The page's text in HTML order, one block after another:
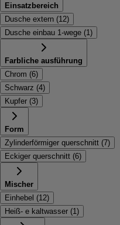
Einsatzbereich
Dusche extern (12)
Dusche einbau 1-wege (1 )
Farbliche ausführung
Chrom (6)
Schwarz (4)
Kupfer (3)
Form
Zylinderförmiger querschnitt (7)
Eckiger querschnitt (6)
Mischer
Einhebel (12)
Heiß- e kaltwasser (1 )